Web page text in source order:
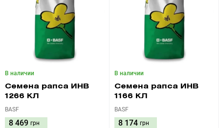
В наличии
Семена рапса ИНВ
1266 КЛ
BASF
8 469 грн
В наличии
Семена рапса ИНВ
1166 КЛ
BASF
8 174 грн